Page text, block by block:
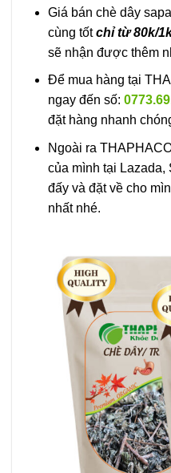
Giá bán chè dây
cùng tốtchỉ từ 80k/
sẽ nhận được thêm
Để mua hàng tại
ngay đến số:
đặt hàng nhanh
Ngoài ra
của mình tại Lazada,
đấy và đặt về cho
nhất nhé.